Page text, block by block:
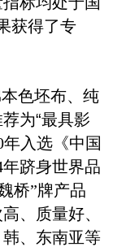
获得了专
色坯布、纯
荐为“最具影
年入选《中国
年跻身世界品
桥”牌产品
、质量好、
、东南亚等